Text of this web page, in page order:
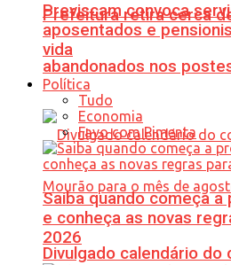
Prefeitura retira cerca
abandonados nos
Divulgado calendário do
Previscam convoca
aposentados e
vida
Política
Tudo
Economia
Favo com Pimenta
Saiba quando começa
e conheça as novas
2026